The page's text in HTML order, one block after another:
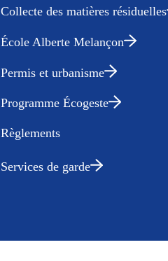
Collecte des matières résiduelles
École Alberte Melançon
Permis et urbanisme
Programme Écogeste
Règlements
Services de garde